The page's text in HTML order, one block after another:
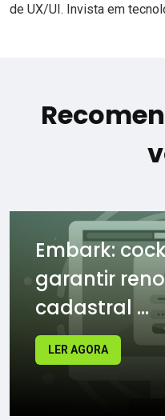
de UX/UI. Invista em
Embark:
garantir
cadastral ...
LER AGORA